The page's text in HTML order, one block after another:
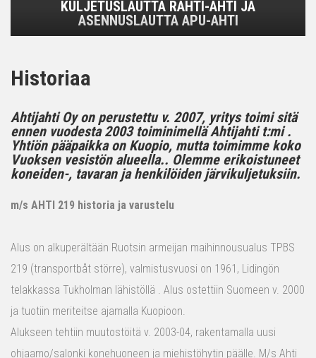
KULJETUSLAUTTA RAHTI-AHTI JA
ASENNUSLAUTTA APU-AHTI
Historiaa
Ahtijahti Oy on perustettu v. 2007, yritys toimi sitä
ennen vuodesta 2003 toiminimellä Ahtijahti t:mi .
Yhtiön pääpaikka on Kuopio, mutta toimimme koko
Vuoksen vesistön alueella.. Olemme erikoistuneet
koneiden-, tavaran ja henkilöiden järvikuljetuksiin.
m/s AHTI 219 historia ja varustelu
Alus on alkuperältään Ruotsin armeijan maihinnousualus TPBS
219 (transportbåt större), valmistusvuosi on 1961, Lidingön
telakkassa Tukholman lähistöllä . Alus ostettiin Suomeen v. 2000
ja tuotiin meriteitse ajamalla Kuopioon.
Alukseen tehtiin muutostöitä v. 2003-04, rakentamalla uusi
ohjaamo/salonki konehuoneen ja miehistöhytin päälle. M/s Ahti